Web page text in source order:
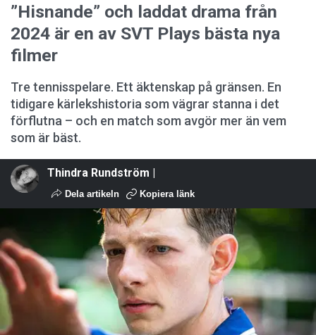
”Hisnande” och laddat drama från
2024 är en av SVT Plays bästa nya
filmer
Tre tennisspelare. Ett äktenskap på gränsen. En
tidigare kärlekshistoria som vägrar stanna i det
förflutna – och en match som avgör mer än vem
som är bäst.
Thindra Rundström |
Dela artikeln Kopiera länk